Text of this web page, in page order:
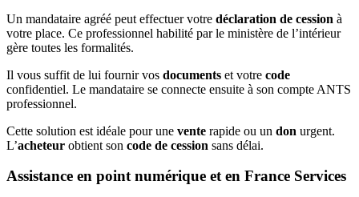
Un mandataire agréé peut effectuer votre déclaration de cession à
votre place. Ce professionnel habilité par le ministère de l’intérieur
gère toutes les formalités.
Il vous suffit de lui fournir vos documents et votre code
confidentiel. Le mandataire se connecte ensuite à son compte ANTS
professionnel.
Cette solution est idéale pour une vente rapide ou un don urgent.
L’acheteur obtient son code de cession sans délai.
Assistance en point numérique et en France Services